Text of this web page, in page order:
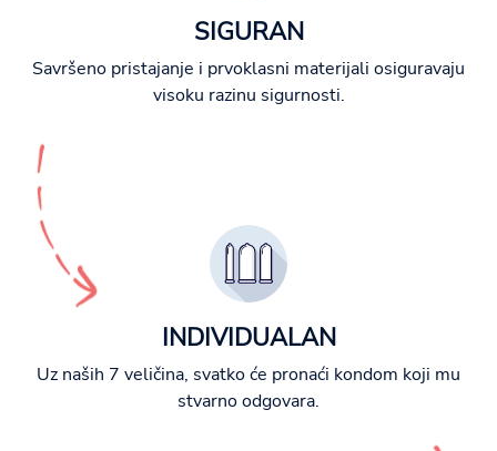
SIGURAN
Savršeno pristajanje i prvoklasni materijali osiguravaju
visoku razinu sigurnosti.
INDIVIDUALAN
Uz naših 7 veličina, svatko će pronaći kondom koji mu
stvarno odgovara.